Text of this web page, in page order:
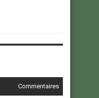
Commentaires